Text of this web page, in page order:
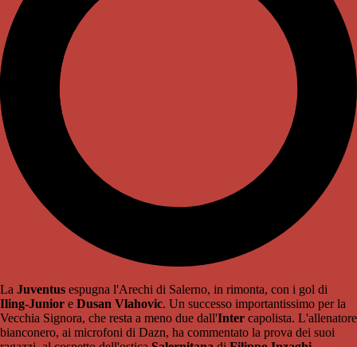
La Juventus espugna l'Arechi di Salerno, in rimonta, con i gol di
Iling-Junior e Dusan Vlahovic. Un successo importantissimo per la
Vecchia Signora, che resta a meno due dall'Inter capolista. L'allenatore
bianconero, ai microfoni di Dazn, ha commentato la prova dei suoi